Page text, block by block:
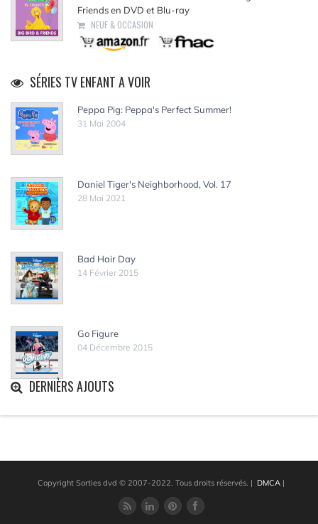
Friends en DVD et Blu-ray
NEUF & OCCASION
SÉRIES TV ENFANT A VOIR
Peppa Pig: Peppa's Perfect Summer!
31 Mai 2004
Daniel Tiger's Neighborhood, Vol. 17
28 Mai 2021
Bad Hair Day
14 Février 2015
Go Figure
04 Décembre 2015
DERNIÈRS AJOUTS
Copyright Sorties dvd © 2007-2022. Tous droits réservés. | DMCA|